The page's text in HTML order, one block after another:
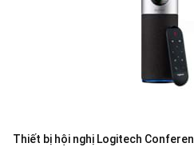
Thiết bị hội nghị Logitech